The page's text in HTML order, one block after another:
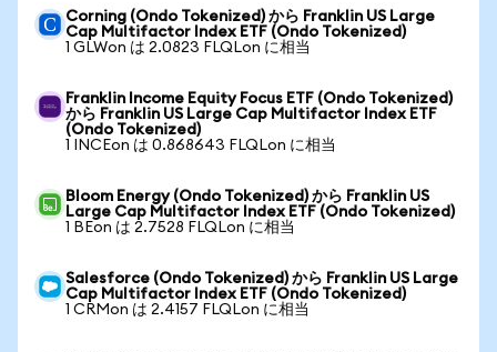
Corning (Ondo Tokenized) から Franklin US Large
Cap Multifactor Index ETF (Ondo Tokenized)
1 GLWon は 2.0823 FLQLon に相当
Franklin Income Equity Focus ETF (Ondo Tokenized)
から Franklin US Large Cap Multifactor Index ETF
(Ondo Tokenized)
1 INCEon は 0.868643 FLQLon に相当
Bloom Energy (Ondo Tokenized) から Franklin US
Large Cap Multifactor Index ETF (Ondo Tokenized)
1 BEon は 2.7528 FLQLon に相当
Salesforce (Ondo Tokenized) から Franklin US Large
Cap Multifactor Index ETF (Ondo Tokenized)
1 CRMon は 2.4157 FLQLon に相当